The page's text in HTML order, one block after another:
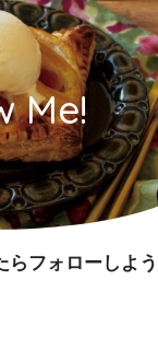
Me!
らフォローしよう